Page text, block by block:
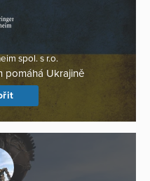
spol. s r.o.
pomáhá Ukrajině